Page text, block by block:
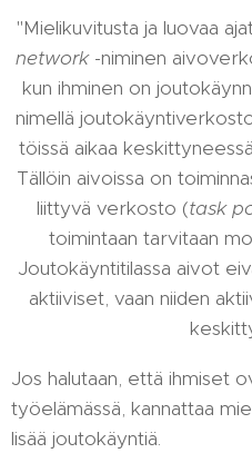
"Mielikuvitusta ja luovaa
network -niminen
kun ihminen on
nimellä
töissä aikaa
Tällöin aivoissa on
liittyvä verkosto (task
toimintaan tarvitaan
Joutokäyntitilassa aivot
aktiiviset, vaan niiden
Jos halutaan, että ihmiset
työelämässä, kannattaa
lisää joutokäyntiä.